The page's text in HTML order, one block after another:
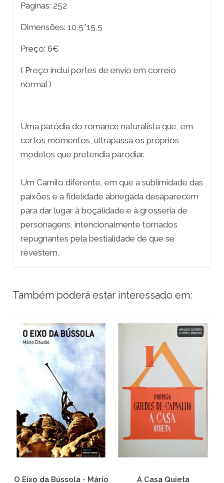
Páginas: 252
Dimensões: 10,5*15,5
Preço: 6€
( Preço inclui portes de envio em correio
normal )
Uma paródia do romance naturalista que, em
certos momentos, ultrapassa os próprios
modelos que pretendia parodiar.
Um Camilo diferente, em que a sublimidade das
paixões e a fidelidade abnegada desaparecem
para dar lugar à boçalidade e à grosseria de
personagens, intencionalmente tornados
repugnantes pela bestialidade de que se
revestem.
Também poderá estar interessado em:
O Eixo da Bússola - Mário A Casa Quieta